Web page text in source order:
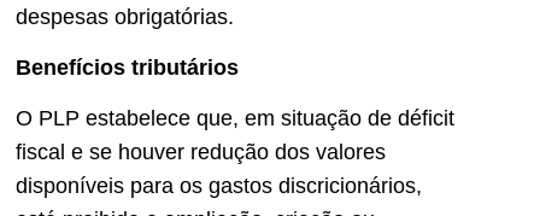
despesas obrigatórias.
Benefícios tributários
O PLP estabelece que, em situação de déficit
fiscal e se houver redução dos valores
disponíveis para os gastos discricionários,